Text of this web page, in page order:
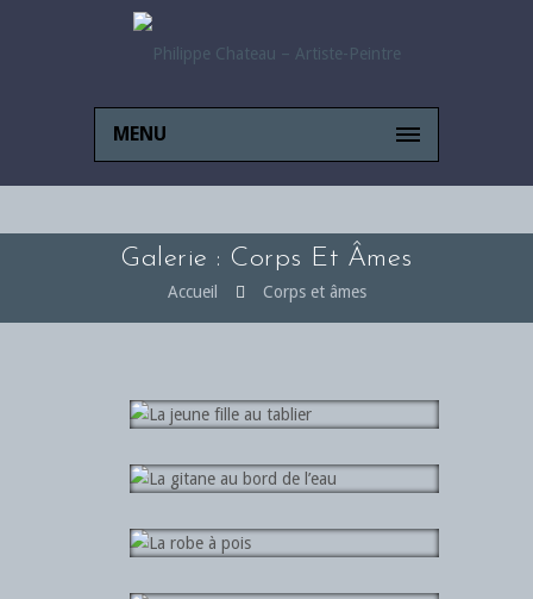
MENU
Galerie : Corps Et Âmes
Accueil Corps et âmes